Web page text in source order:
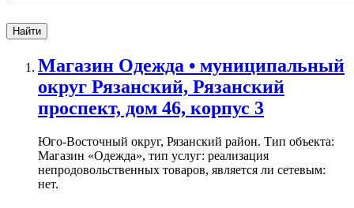
Магазин Одежда • муниципальный
округ Рязанский, Рязанский
проспект, дом 46, корпус 3
Юго-Восточный округ, Рязанский район. Тип объекта:
Магазин «Одежда», тип услуг: реализация
непродовольственных товаров, является ли сетевым:
нет.